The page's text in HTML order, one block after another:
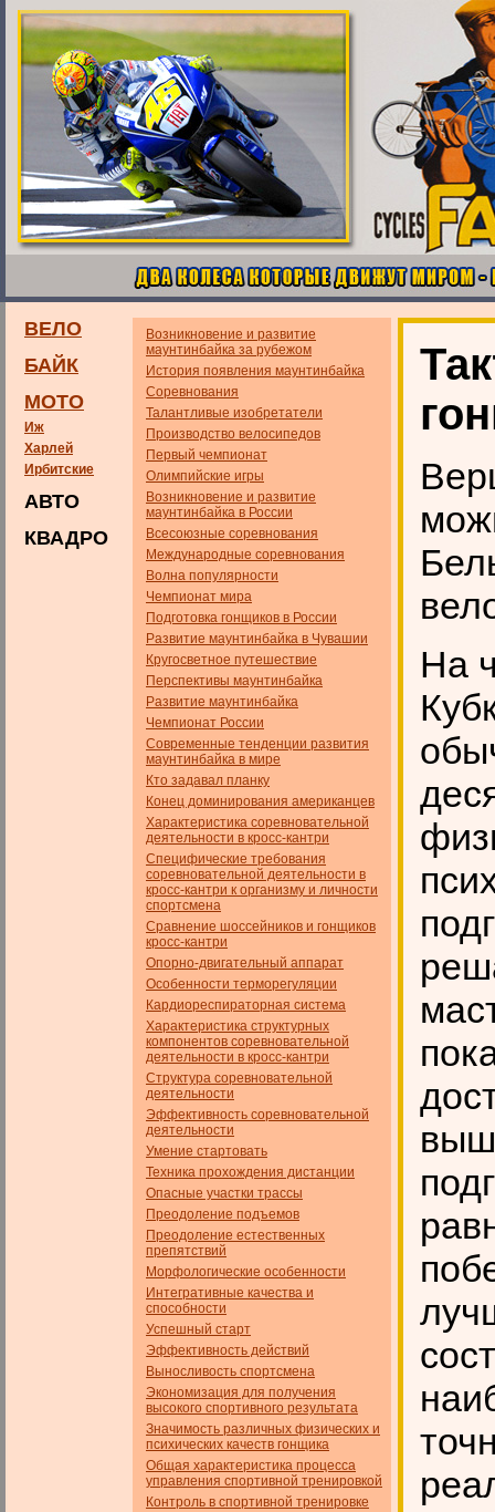
ВЕЛО
БАЙК
МОТО
Иж
Харлей
Ирбитские
АВТО
КВАДРО
Возникновение и развитие
маунтинбайка за рубежом
История появления маунтинбайка
Соревнования
Талантливые изобретатели
Производство велосипедов
Первый чемпионат
Олимпийские игры
Возникновение и развитие
маунтинбайка в России
Всесоюзные соревнования
Международные соревнования
Волна популярности
Чемпионат мира
Подготовка гонщиков в России
Развитие маунтинбайка в Чувашии
Кругосветное путешествие
Перспективы маунтинбайка
Развитие маунтинбайка
Чемпионат России
Современные тенденции развития
маунтинбайка в мире
Кто задавал планку
Конец доминирования американцев
Характеристика соревновательной
деятельности в кросс-кантри
Специфические требования
соревновательной деятельности в
кросс-кантри к организму и личности
спортсмена
Сравнение шоссейников и гонщиков
кросс-кантри
Опорно-двигательный аппарат
Особенности терморегуляции
Кардиореспираторная система
Характеристика структурных
компонентов соревновательной
деятельности в кросс-кантри
Структура соревновательной
деятельности
Эффективность соревновательной
деятельности
Умение стартовать
Техника прохождения дистанции
Опасные участки трассы
Преодоление подъемов
Преодоление естественных
препятствий
Морфологические особенности
Интегративные качества и
способности
Успешный старт
Эффективность действий
Выносливость спортсмена
Экономизация для получения
высокого спортивного результата
Значимость различных физических и
психических качеств гон­щика
Общая характеристика процесса
управления спортивной тренировкой
Контроль в спортивной тренировке
На